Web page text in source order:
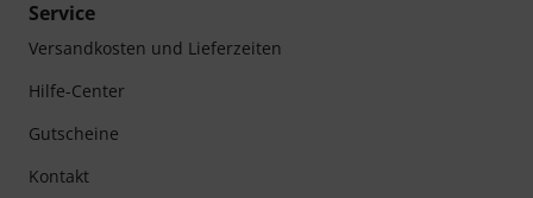
Service
Versandkosten und Lieferzeiten
Hilfe-Center
Gutscheine
Kontakt